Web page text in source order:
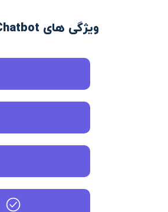
ویژگی های Rochat-AI Chatbot